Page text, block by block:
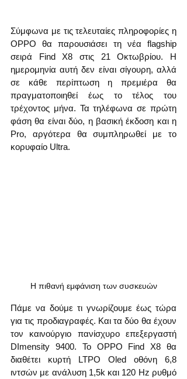
Σύμφωνα με τις τελευταίες πληροφορίες η
OPPO θα παρουσιάσει τη νέα flagship
σειρά Find X8 στις 21 Οκτωβρίου. Η
ημερομηνία αυτή δεν είναι σίγουρη, αλλά
σε κάθε περίπτωση η πρεμιέρα θα
πραγματοποιηθεί έως το τέλος του
τρέχοντος μήνα. Τα τηλέφωνα σε πρώτη
φάση θα είναι δύο, η βασική έκδοση και η
Pro, αργότερα θα συμπληρωθεί με το
κορυφαίο Ultra.
Η πιθανή εμφάνιση των συσκευών
Πάμε να δούμε τι γνωρίζουμε έως τώρα
για τις προδιαγραφές. Και τα δύο θα έχουν
τον καινούργιο πανίσχυρο επεξεργαστή
DImensity 9400. Το OPPO Find X8 θα
διαθέτει κυρτή LTPO Oled οθόνη 6,8
ιντσών με ανάλυση 1,5k και 120 Hz ρυθμό